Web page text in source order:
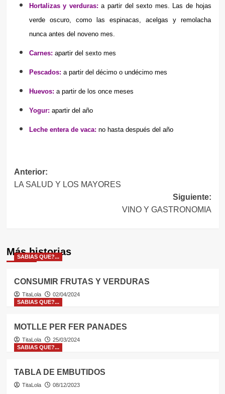
Hortalizas y verduras:apartir del sexto mes. Las de hojas
verde oscuro, como las espinacas, acelgas y remolacha
nunca antes del noveno mes.
Carnes: apartir del sexto mes
Pescados: apartir del décimo o undécimo mes
Huevos: apartir de los once meses
Yogur: apartir del año
Leche entera de vaca: no hasta después del año
Navegación
de
Anterior:
LA SALUD Y LOS MAYORES
Siguiente:
VINO Y GASTRONOMIA
Más historias
SABIAS QUE?...
CONSUMIR FRUTAS Y VERDURAS
TitaLola
02/04/2024
SABIAS QUE?...
MOTLLE PER FER PANADES
TitaLola
25/03/2024
SABIAS QUE?...
TABLA DE EMBUTIDOS
TitaLola 08/12/2023